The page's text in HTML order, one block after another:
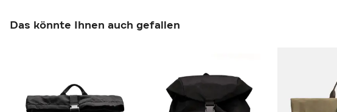
Das könnte Ihnen auch gefallen